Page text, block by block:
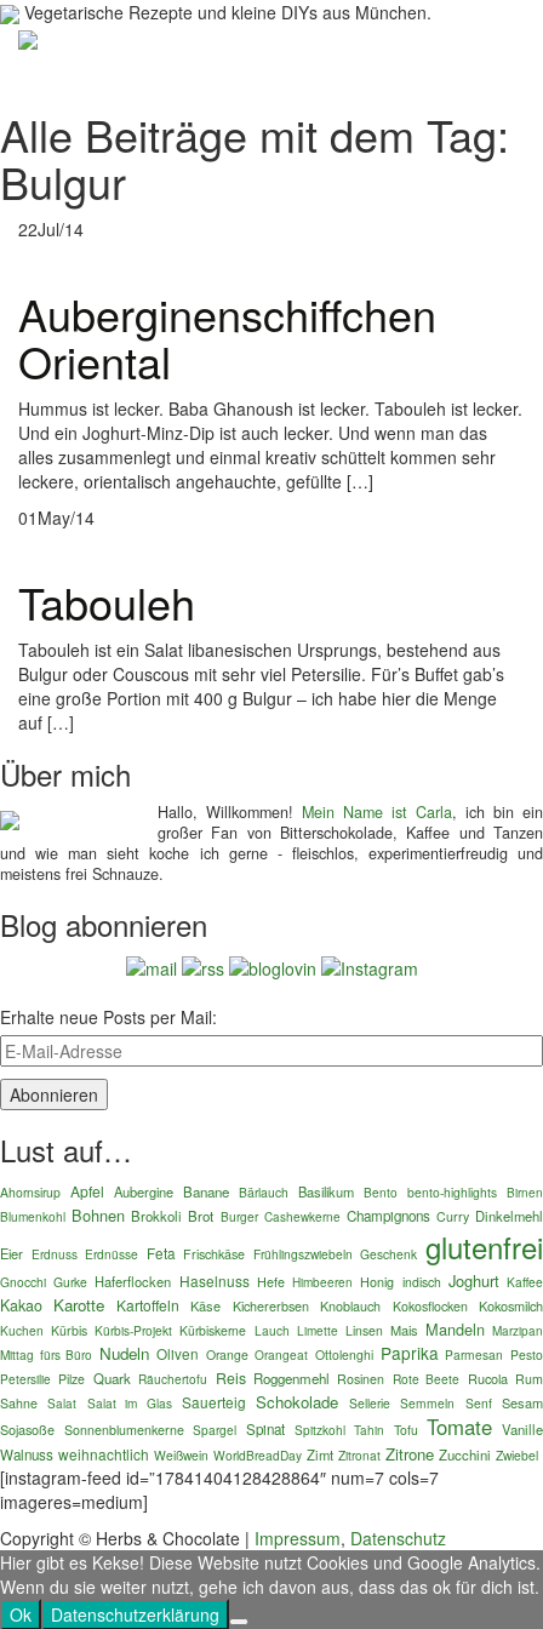
Vegetarische Rezepte und kleine DIYs aus München.
Alle Beiträge mit dem Tag:
Bulgur
22Jul/14
Auberginenschiffchen
Oriental
Hummus ist lecker. Baba Ghanoush ist lecker. Tabouleh ist lecker.
Und ein Joghurt-Minz-Dip ist auch lecker. Und wenn man das
alles zusammenlegt und einmal kreativ schüttelt kommen sehr
leckere, orientalisch angehauchte, gefüllte […]
01 May/14
Tabouleh
Tabouleh ist ein Salat libanesischen Ursprungs, bestehend aus
Bulgur oder Couscous mit sehr viel Petersilie. Für’s Buffet gab’s
eine große Portion mit 400 g Bulgur – ich habe hier die Menge
auf […]
Über mich
Hallo, Willkommen! Mein Name ist Carla, ich bin ein
großer Fan von Bitterschokolade, Kaffee und Tanzen
und wie man sieht koche ich gerne - fleischlos, experimentierfreudig und
meistens frei Schnauze.
Blog abonnieren
Erhalte neue Posts per Mail:
Lust auf…
Ahornsirup Apfel Aubergine Banane Bärlauch Basilikum Bento bento-highlights Birnen
Blumenkohl Bohnen Brokkoli Brot Burger Cashewkerne Champignons Curry Dinkelmehl
Eier Erdnuss Erdnüsse Feta Frischkäse Frühlingszwiebeln Geschenk glutenfrei
Gnocchi Gurke Haferflocken Haselnuss Hefe Himbeeren Honig indisch Joghurt Kaffee
Kakao Karotte Kartoffeln Käse Kichererbsen Knoblauch Kokosflocken Kokosmilch
Kuchen Kürbis Kürbis-Projekt Kürbiskerne Lauch Limette Linsen Mais Mandeln Marzipan
Mittag fürs Büro Nudeln Oliven Orange Orangeat Ottolenghi Paprika Parmesan Pesto
Petersilie Pilze Quark Räuchertofu Reis Roggenmehl Rosinen Rote Beete Rucola Rum
Sahne
Salat Salat im Glas Sauerteig Schokolade Sellerie Semmeln Senf Sesam
Sojasoße Sonnenblumenkerne Spargel Spinat Spitzkohl Tahin Tofu Tomate Vanille
Walnuss weihnachtlich Weißwein WorldBreadDay Zimt Zitronat Zitrone Zucchini Zwiebel
[instagram-feed id=”17841404128428864″ num=7 cols=7
imageres=medium]
Copyright © Herbs & Chocolate | Impressum, Datenschutz
Hier gibt es Kekse! Diese Website nutzt Cookies und Google Analytics.
Wenn du sie weiter nutzt, gehe ich davon aus, dass das ok für dich ist.
Ok
Datenschutzerklärung